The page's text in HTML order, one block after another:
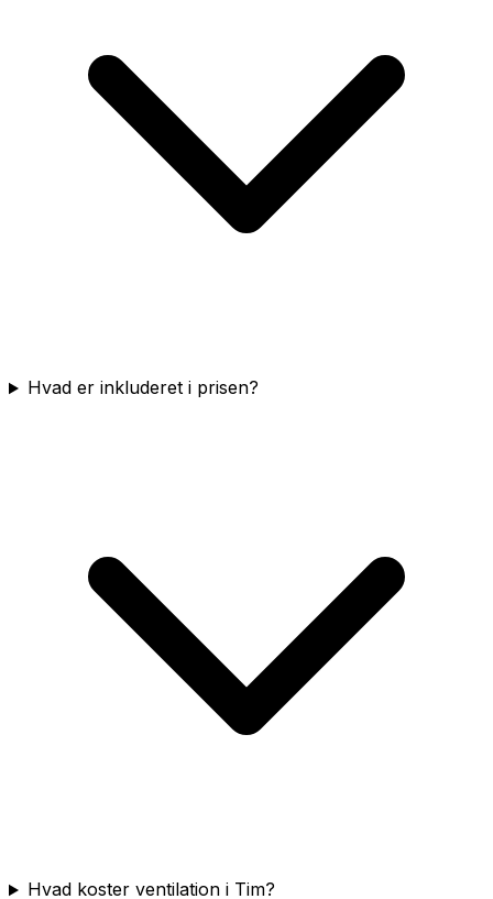
Hvad er inkluderet i prisen?
Hvad koster ventilation i Tim?